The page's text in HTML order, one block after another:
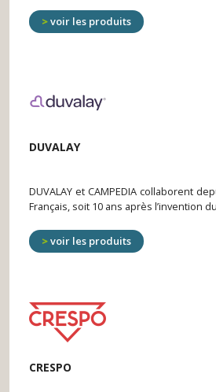
voir les produits
DUVALAY
DUVALAY et CAMPEDIA collaborent
Français, soit 10 ans après l’invention
voir les produits
CRESPO